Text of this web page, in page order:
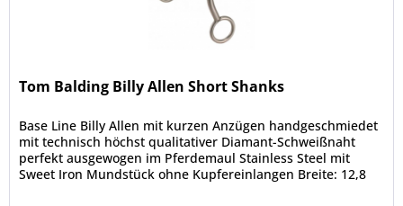
Tom Balding Billy Allen Short Shanks
Base Line Billy Allen mit kurzen Anzügen handgeschmiedet
mit technisch höchst qualitativer Diamant-Schweißnaht
perfekt ausgewogen im Pferdemaul Stainless Steel mit
Sweet Iron Mundstück ohne Kupfereinlangen Breite: 12,8